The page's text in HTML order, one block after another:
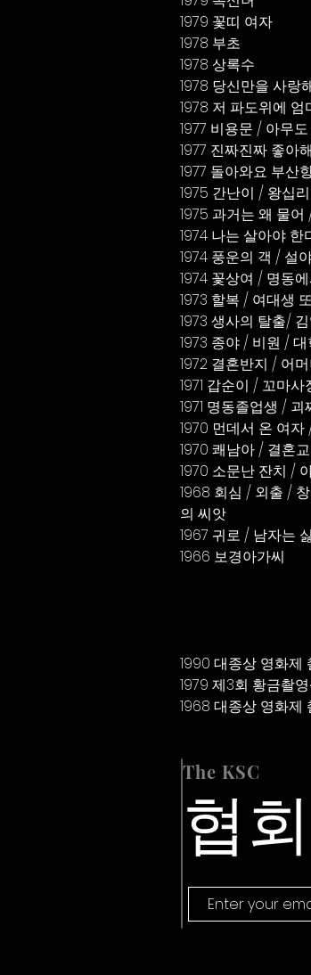
1979 꽃띠 여자
1978 부초
1978 상록수
1978 당신만을 사랑
1978 저 파도위에
1977 비용문 / 아무
1977 진짜진짜 좋아
1977 돌아와요 부산
1975 간난이 / 왕십
1975 과거는 왜 물
1974 나는 살아야
1974 풍운의 객 / 설
1974 꽃상여 / 명동
1973 할복 / 여대생
1973 생사의 탈출/
1973 종야 / 비원 /
1972 결혼반지 / 어
1971 갑순이 / 꼬마
1971 명동졸업생 /
1970 먼데서 온 여
1970 쾌남아 / 결혼
1970 소문난 잔치 /
1968 회심 / 외출 /
의 씨앗
1967 귀로 / 남자는
1966 보경아가씨
1990 대종상 영화제
1979 제3회 황금촬
1968 대종상 영화제
The KSC
협